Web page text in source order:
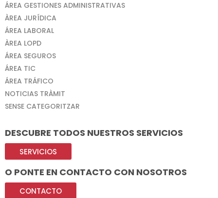
ÁREA GESTIONES ADMINISTRATIVAS
ÀREA JURÍDICA
ÁREA LABORAL
ÀREA LOPD
ÁREA SEGUROS
ÁREA TIC
ÁREA TRÁFICO
NOTICIAS TRÀMIT
SENSE CATEGORITZAR
DESCUBRE TODOS NUESTROS SERVICIOS
SERVICIOS
O PONTE EN CONTACTO CON NOSOTROS
CONTACTO